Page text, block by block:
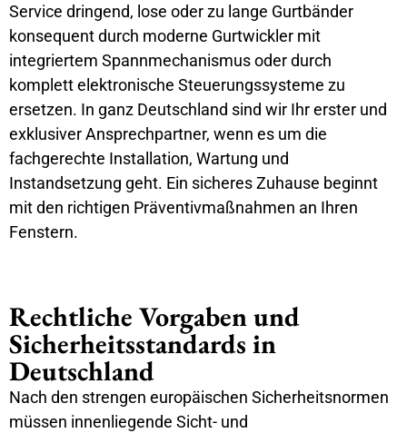
Service dringend, lose oder zu lange Gurtbänder
konsequent durch moderne Gurtwickler mit
integriertem Spannmechanismus oder durch
komplett elektronische Steuerungssysteme zu
ersetzen. In ganz Deutschland sind wir Ihr erster und
exklusiver Ansprechpartner, wenn es um die
fachgerechte Installation, Wartung und
Instandsetzung geht. Ein sicheres Zuhause beginnt
mit den richtigen Präventivmaßnahmen an Ihren
Fenstern.
Rechtliche Vorgaben und
Sicherheitsstandards in
Deutschland
Nach den strengen europäischen Sicherheitsnormen
müssen innenliegende Sicht- und